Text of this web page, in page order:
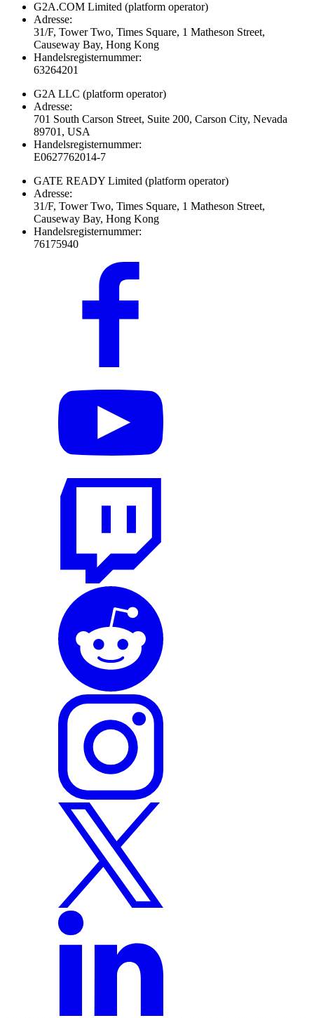
G2A.COM Limited (platform operator)
Adresse:
31/F, Tower Two, Times Square, 1 Matheson Street,
Causeway Bay, Hong Kong
Handelsregisternummer:
63264201
G2A LLC (platform operator)
Adresse:
701 South Carson Street, Suite 200, Carson City, Nevada
89701, USA
Handelsregisternummer:
E0627762014-7
GATE READY Limited (platform operator)
Adresse:
31/F, Tower Two, Times Square, 1 Matheson Street,
Causeway Bay, Hong Kong
Handelsregisternummer:
76175940